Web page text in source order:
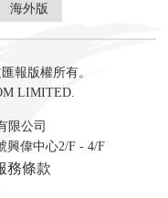
數字經濟
海外版
報版權所有。
LIMITED.
限公司
興偉中心2/F - 4/F
務條款